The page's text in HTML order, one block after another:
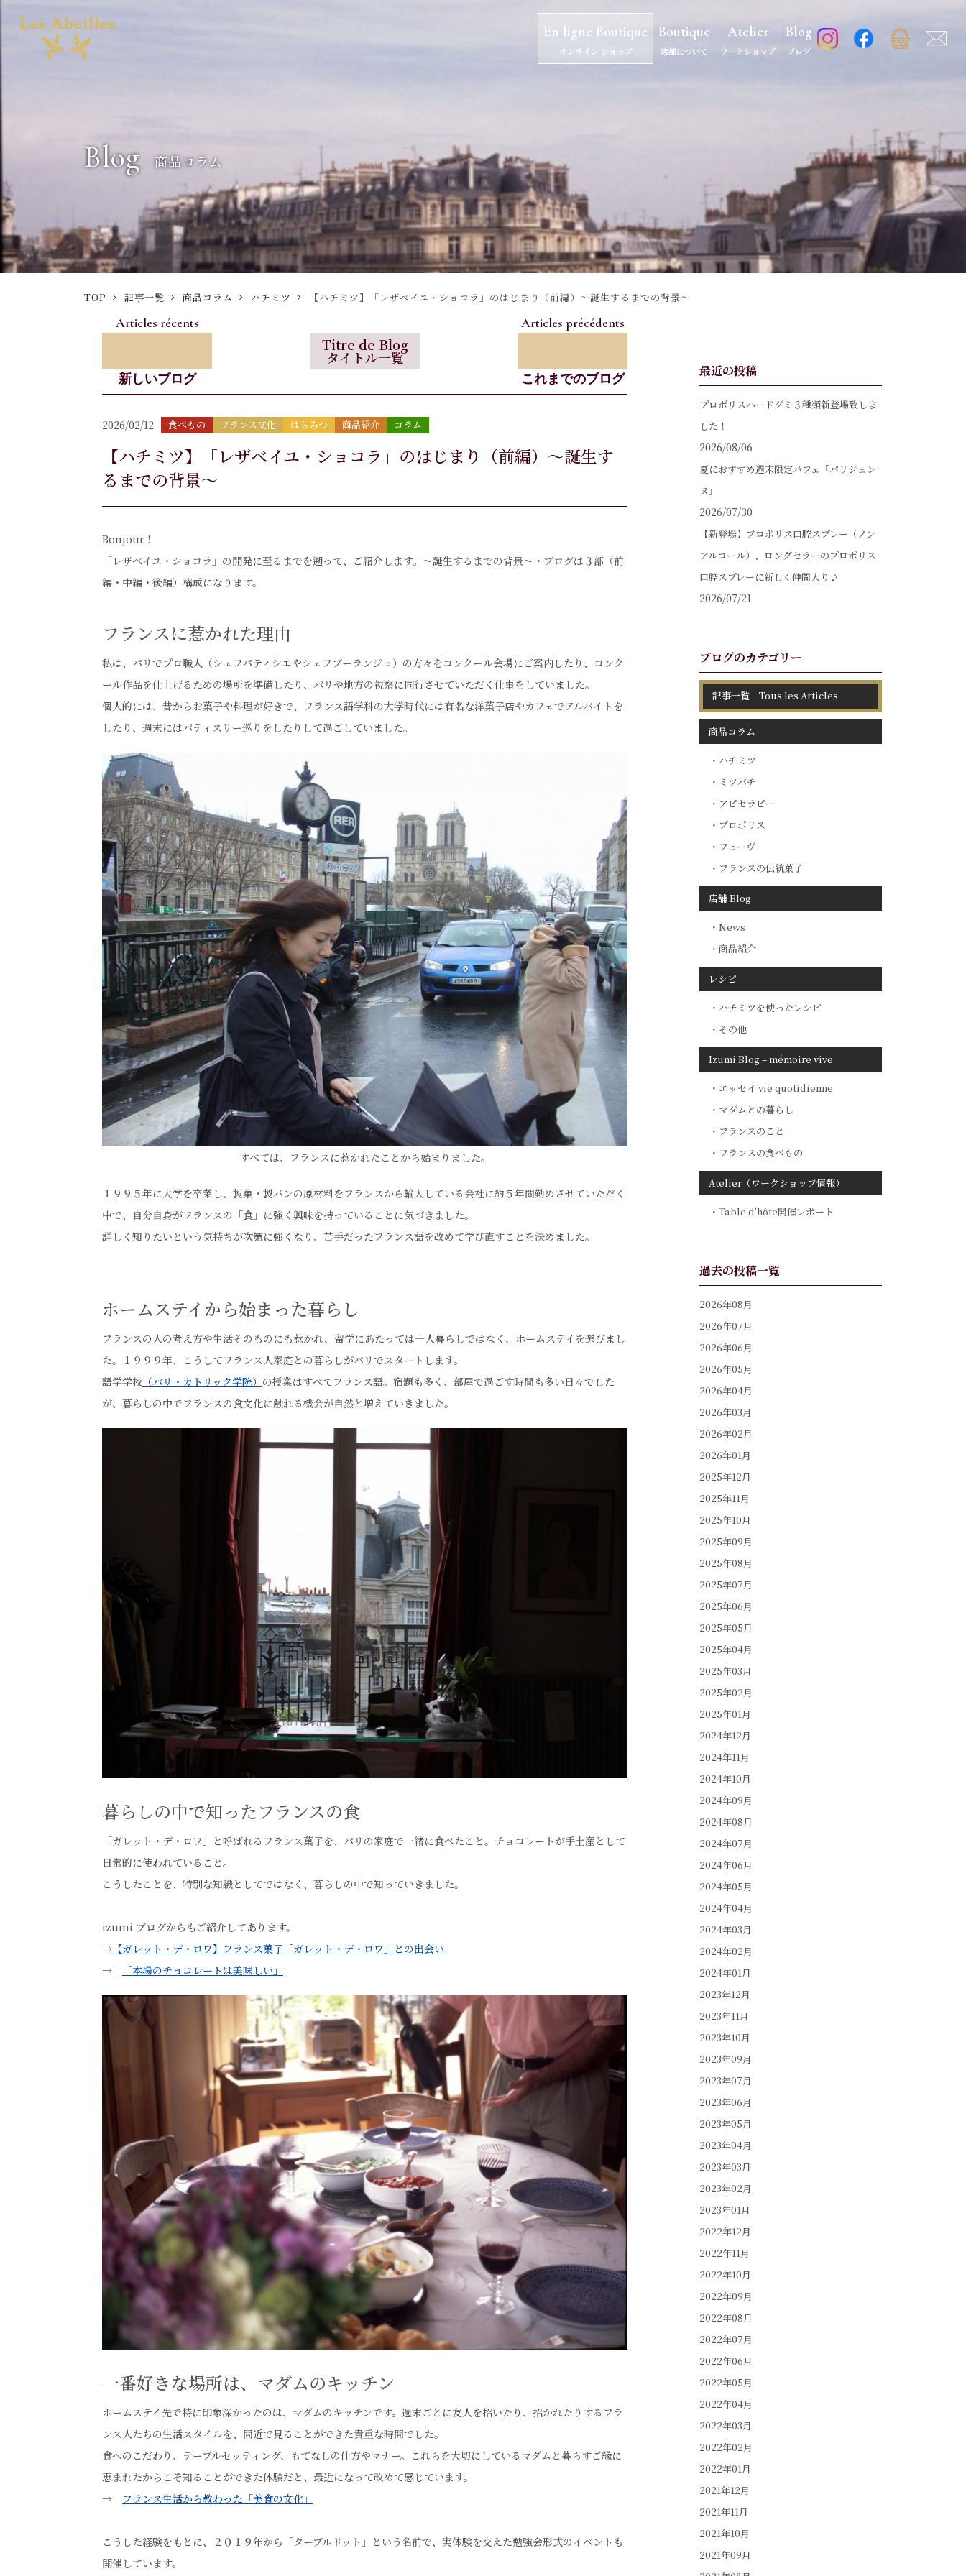
En ligne Boutique
オンライン ショップ
Boutique
店舗について
Atelier
ワークショップ
Blog
ブログ
Blog 商品コラム
TOP 記事一覧 商品コラム ハチミツ 【ハチミツ】「レザベイユ・ショコラ」のはじまり（前編）～誕生するまでの背景～
Articles récents
新しいブログ
Titre de Blog
タイトル一覧
Articles précédents
これまでのブログ
2026/02/12 食べもの フランス文化 はちみつ 商品紹介 コラム
【ハチミツ】「レザベイユ・ショコラ」のはじまり（前編）～誕生す
るまでの背景～
Bonjour !
「レザベイユ・ショコラ」の開発に至るまでを遡って、ご紹介します。～誕生するまでの背景～・ブログは３部（前
編・中編・後編）構成になります。
フランスに惹かれた理由
私は、パリでプロ職人（シェフパティシエやシェフブーランジェ）の方々をコンクール会場にご案内したり、コンク
ール作品を仕上げるための場所を準備したり、パリや地方の視察に同行させていただく仕事をしていました。
個人的には、昔からお菓子や料理が好きで、フランス語学科の大学時代には有名な洋菓子店やカフェでアルバイトを
したり、週末にはパティスリー巡りをしたりして過ごしていました。
すべては、フランスに惹かれたことから始まりました。
１９９５年に大学を卒業し、製菓・製パンの原材料をフランスから輸入している会社に約５年間勤めさせていただく
中で、自分自身がフランスの「食」に強く興味を持っていることに気づきました。
詳しく知りたいという気持ちが次第に強くなり、苦手だったフランス語を改めて学び直すことを決めました。
ホームステイから始まった暮らし
フランスの人の考え方や生活そのものにも惹かれ、留学にあたっては一人暮らしではなく、ホームステイを選びまし
た。１９９９年、こうしてフランス人家庭との暮らしがパリでスタートします。
語学学校 （パリ・カトリック学院） の授業はすべてフランス語。宿題も多く、部屋で過ごす時間も多い日々でした
が、暮らしの中でフランスの食文化に触れる機会が自然と増えていきました。
暮らしの中で知ったフランスの食
「ガレット・デ・ロワ」と呼ばれるフランス菓子を、パリの家庭で一緒に食べたこと。チョコレートが手土産として
日常的に使われていること。
こうしたことを、特別な知識としてではなく、暮らしの中で知っていきました。
izumi ブログからもご紹介してあります。
→ 【ガレット・デ・ロワ】フランス菓子「ガレット・デ・ロワ」との出会い
→
「本場のチョコレートは美味しい」
一番好きな場所は、マダムのキッチン
ホームステイ先で特に印象深かったのは、マダムのキッチンです。週末ごとに友人を招いたり、招かれたりするフラ
ンス人たちの生活スタイルを、間近で見ることができた貴重な時間でした。
食へのこだわり、テーブルセッティング、もてなしの仕方やマナー。これらを大切にしているマダムと暮らすご縁に
恵まれたからこそ知ることができた体験だと、最近になって改めて感じています。
→ フランス生活から教わった「美食の文化」
こうした経験をもとに、２０１９年から「ターブルドット」という名前で、実体験を交えた勉強会形式のイベントも
開催しています。
最近の投稿
プロポリスハードグミ３種類新登場致しま
した！
2026/08/06
夏におすすめ週末限定パフェ『パリジェン
ヌ』
2026/07/30
【新登場】プロポリス口腔スプレー（ノン
アルコール）、ロングセラーのプロポリス
口腔スプレーに新しく仲間入り♪
2026/07/21
ブログのカテゴリー
記事一覧 Tous les Articles
商品コラム
ハチミツ
ミツバチ
アピセラピー
プロポリス
フェーヴ
フランスの伝統菓子
店舗 Blog
News
商品紹介
レシピ
ハチミツを使ったレシピ
その他
Izumi Blog – mémoire vive
エッセイ vie quotidienne
マダムとの暮らし
フランスのこと
フランスの食べもの
Atelier（ワークショップ情報）
Table d'hôte開催レポート
過去の投稿一覧
2026年08月
2026年07月
2026年06月
2026年05月
2026年04月
2026年03月
2026年02月
2026年01月
2025年12月
2025年11月
2025年10月
2025年09月
2025年08月
2025年07月
2025年06月
2025年05月
2025年04月
2025年03月
2025年02月
2025年01月
2024年12月
2024年11月
2024年10月
2024年09月
2024年08月
2024年07月
2024年06月
2024年05月
2024年04月
2024年03月
2024年02月
2024年01月
2023年12月
2023年11月
2023年10月
2023年09月
2023年07月
2023年06月
2023年05月
2023年04月
2023年03月
2023年02月
2023年01月
2022年12月
2022年11月
2022年10月
2022年09月
2022年08月
2022年07月
2022年06月
2022年05月
2022年04月
2022年03月
2022年02月
2022年01月
2021年12月
2021年11月
2021年10月
2021年09月